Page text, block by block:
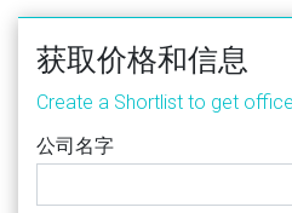
获取价格和信息
Create a Shortlist to get
公司名字